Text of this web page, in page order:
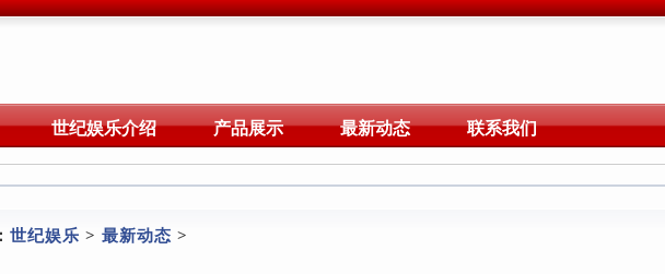
世纪娱乐介绍 产品展示 最新动态 联系我们
世纪娱乐 > 最新动态 >